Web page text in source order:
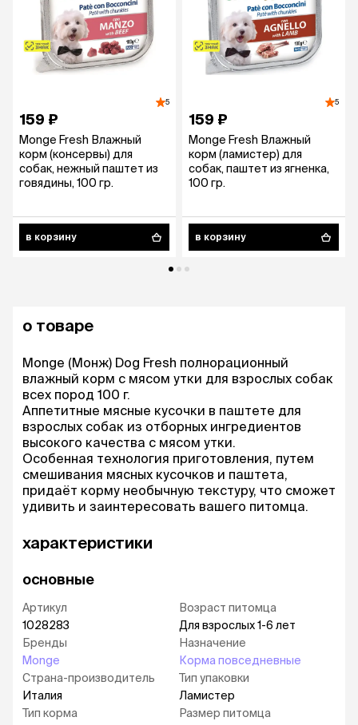
5
159 ₽
Monge Fresh Влажный
корм (консервы) для
собак, нежный паштет из
говядины, 100 гр.
в корзину
5
159 ₽
Monge Fresh Влажный
корм (ламистер) для
собак, паштет из ягненка,
100 гр.
в корзину
о товаре
Monge (Монж) Dog Fresh полнорационный
влажный корм с мясом утки для взрослых собак
всех пород 100 г.
Аппетитные мясные кусочки в паштете для
взрослых собак из отборных ингредиентов
высокого качества с мясом утки.
Особенная технология приготовления, путем
смешивания мясных кусочков и паштета,
придаёт корму необычную текстуру, что сможет
удивить и заинтересовать вашего питомца.
характеристики
основные
Артикул
1028283
Бренды
Monge
Страна-производитель
Италия
Тип корма
Возраст питомца
Для взрослых 1-6 лет
Назначение
Корма повседневные
Тип упаковки
Ламистер
Размер питомца